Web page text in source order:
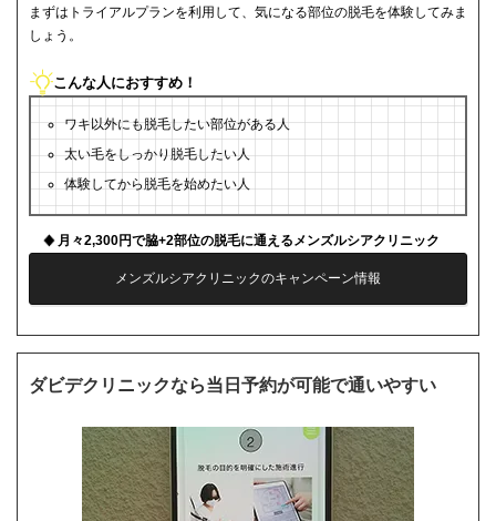
まずはトライアルプランを利用して、気になる部位の脱毛を体験してみま
しょう。
こんな人におすすめ！
ワキ以外にも脱毛したい部位がある人
太い毛をしっかり脱毛したい人
体験してから脱毛を始めたい人
月々2,300円で脇+2部位の脱毛に通えるメンズルシアクリニック
メンズルシアクリニックのキャンペーン情報
ダビデクリニックなら当日予約が可能で通いやすい